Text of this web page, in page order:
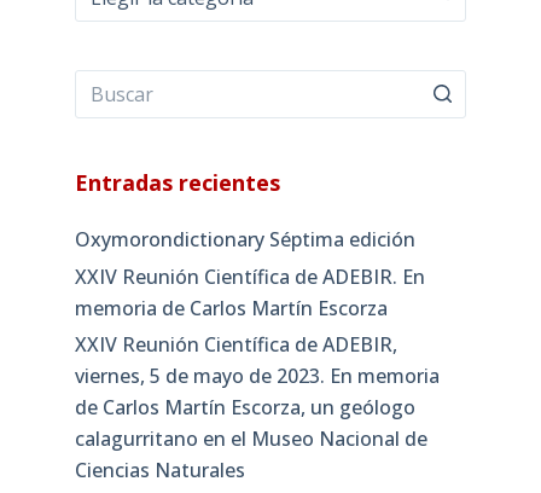
Entradas recientes
Oxymorondictionary Séptima edición
XXIV Reunión Científica de ADEBIR. En
memoria de Carlos Martín Escorza
XXIV Reunión Científica de ADEBIR,
viernes, 5 de mayo de 2023. En memoria
de Carlos Martín Escorza, un geólogo
calagurritano en el Museo Nacional de
Ciencias Naturales